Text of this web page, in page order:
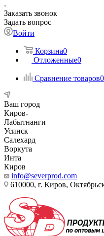
Заказать звонок
Задать вопрос
Войти
Корзина0
Отложенные0
Сравнение товаров0
Ваш город
Киров
Лабытнанги
Усинск
Салехард
Воркута
Инта
Киров
info@severprod.com
610000, г. Киров,